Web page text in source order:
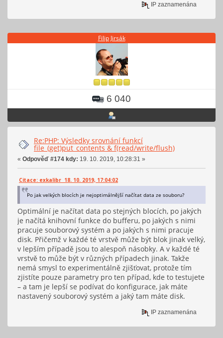
IP zaznamenána
Filip Jirsák
6 040
Re:PHP: Výsledky srovnání funkcí
file_(get)put_contents & f(read/write/flush)
« Odpověď #174 kdy: 19. 10. 2019, 10:28:31 »
Citace: exkalibr 18. 10. 2019, 17:04:02
Po jak velkých blocích je nejoptimálnější načítat data ze souboru?
Optimální je načítat data po stejných blocích, po jakých
je načítá knihovní funkce do bufferu, po jakých s nimi
pracuje souborový systém a po jakých s nimi pracuje
disk. Přičemž v každé té vrstvě může být blok jinak velký,
v lepším případě jsou to alespoň násobky. A v každé té
vrstvě to může být v různých případech jinak. Takže
nemá smysl to experimentálně zjišťovat, protože tím
zjistíte pouze parametry pro ten případ, kde to testujete
– a tam je lepší se podívat do konfigurace, jak máte
nastavený souborový systém a jaký tam máte disk.
IP zaznamenána